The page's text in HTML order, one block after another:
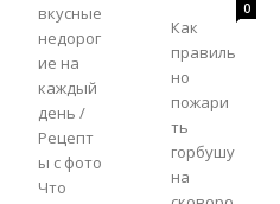
вкусные
недорог
ие на
каждый
день /
Рецепт
ы с фото
Что
0
Как
правиль
но
пожари
ть
горбушу
на